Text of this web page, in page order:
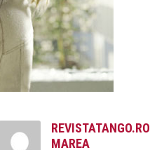
REVISTATANGO.RO
MAREA